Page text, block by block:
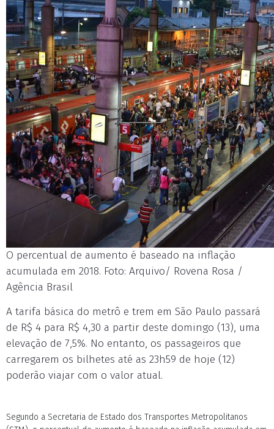
O percentual de aumento é baseado na inflação
acumulada em 2018. Foto: Arquivo/ Rovena Rosa /
Agência Brasil
A tarifa básica do metrô e trem em São Paulo passará
de R$ 4 para R$ 4,30 a partir deste domingo (13), uma
elevação de 7,5%. No entanto, os passageiros que
carregarem os bilhetes até as 23h59 de hoje (12)
poderão viajar com o valor atual.
Segundo a Secretaria de Estado dos Transportes Metropolitanos